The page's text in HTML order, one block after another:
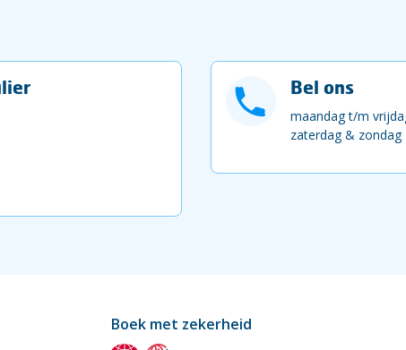
Bel ons
maandag t/m
zaterdag & zondag
Boek met zekerheid